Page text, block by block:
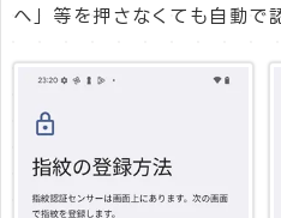
へ」等を押さなくても自動で